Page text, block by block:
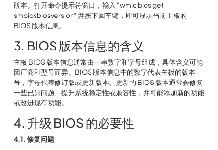
版本。打开命令提示符窗口，输入 "wmic bios get
smbiosbiosversion" 并按下回车键，即可显示当前主板的
BIOS 版本信息。
3. BIOS 版本信息的含义
主板 BIOS 版本信息通常由一串数字和字母组成，具体含义可能
因厂商和型号而异。BIOS 版本信息中的数字代表主板的版本
号，字母代表修订版或更新版本。更新的 BIOS 版本通常会修复
一些已知问题、提升系统稳定性或兼容性，并可能添加新的功能
或改进现有功能。
4. 升级 BIOS 的必要性
4.1. 修复问题